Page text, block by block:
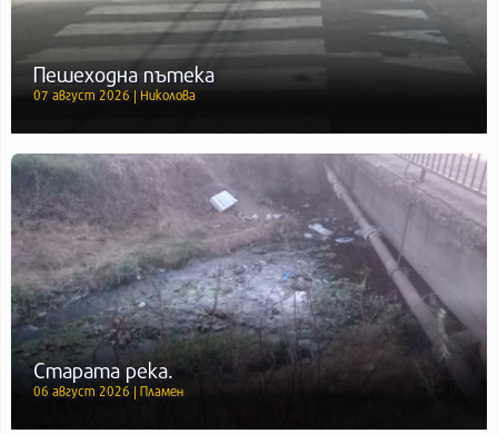
Пешеходна пътека
07 август 2026 | Николова
Старата река.
06 август 2026 | Пламен